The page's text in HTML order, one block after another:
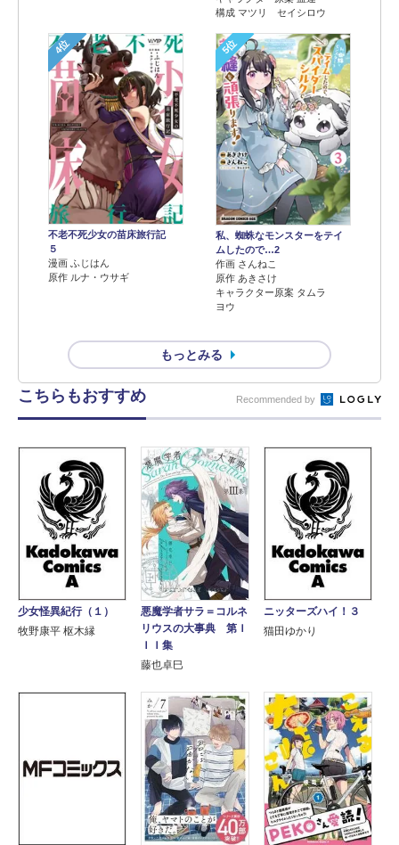
構成 マツリ セイシロウ
4位
不老不死少女の苗床旅行記
５
漫画 ふじはん
原作 ルナ・ウサギ
5位
私、蜘蛛なモンスターをテイ
ムしたので…2
作画 さんねこ
原作 あきさけ
キャラクター原案 タムラ
ヨウ
もっとみる
こちらもおすすめ Recommended by
少女怪異紀行（１）
牧野康平 枢木縁
悪魔学者サラ＝コルネ
リウスの大事典 第Ｉ
ＩＩ集
藤也卓巳
ニッターズハイ！３
猫田ゆかり